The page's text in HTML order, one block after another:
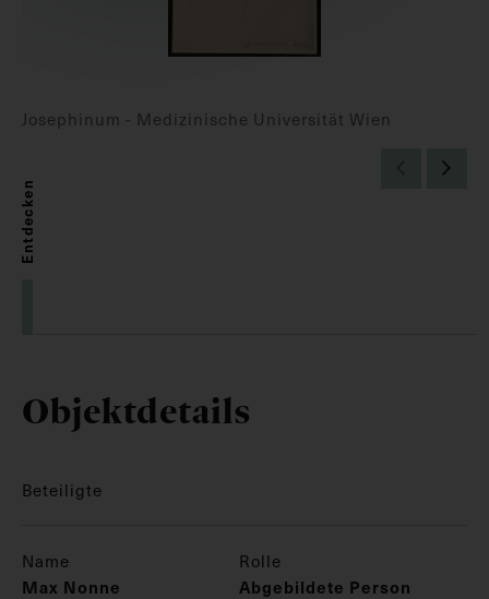
Josephinum - Medizinische Universität Wien
Entdecken
Objektdetails
Beteiligte
Name Rolle
Max Nonne Abgebildete Person